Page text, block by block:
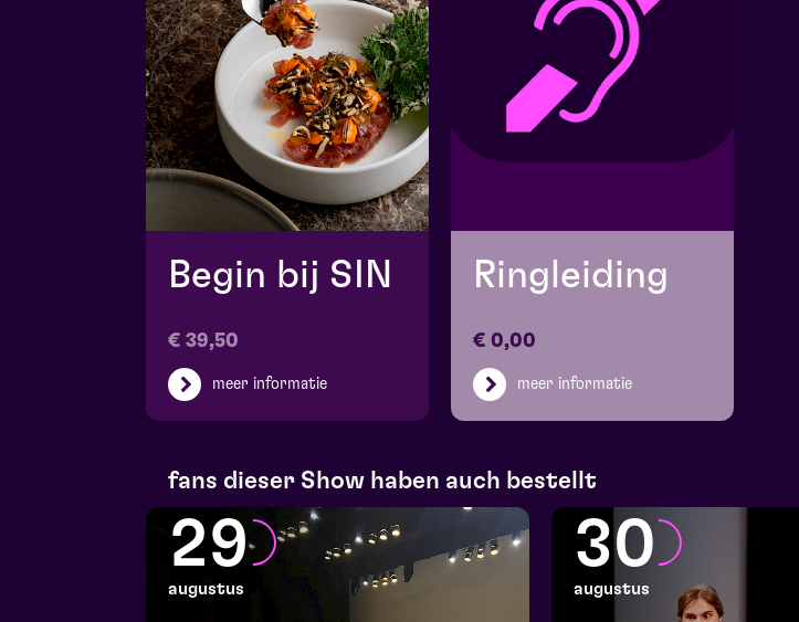
Begin bij SIN
€ 39,50
meer informatie
Ringleiding
€ 0,00
meer informatie
fans dieser Show haben auch bestellt
29
augustus
30
augustus